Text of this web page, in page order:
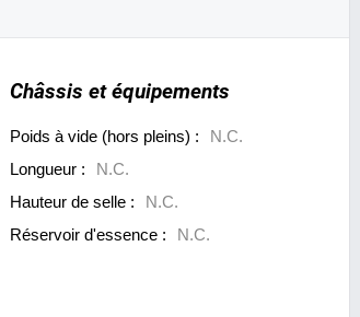
Châssis et équipements
Poids à vide (hors pleins) :
N.C.
Longueur :
N.C.
Hauteur de selle :
N.C.
Réservoir d'essence :
N.C.